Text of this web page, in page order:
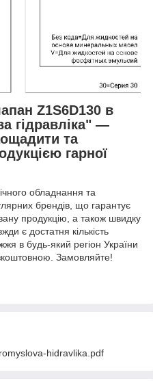
Z1S6D130 в
гідравліка" —
та
гарної
обладнання та
брендів, що гарантує
продукцію, а також швидку
є достатня кількість
в будь-який регіон України
Замовляйте!
hidravlika.pdf